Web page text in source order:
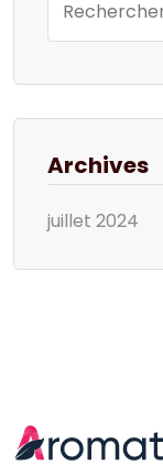
Archives
juillet 2024